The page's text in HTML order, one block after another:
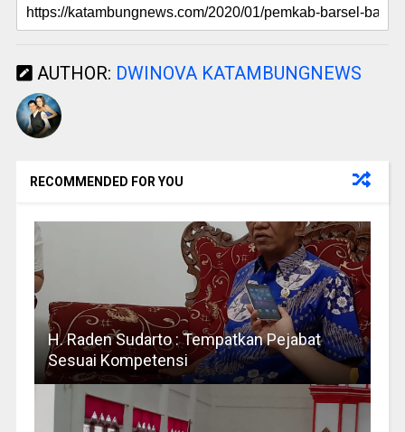
AUTHOR: DWINOVA KATAMBUNGNEWS
RECOMMENDED FOR YOU
H. Raden Sudarto : Tempatkan Pejabat
Sesuai Kompetensi